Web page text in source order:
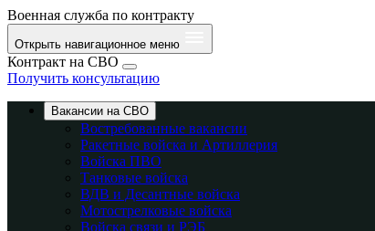
Военная служба по контракту
Открыть навигационное меню
Контракт на СВО
Получить консультацию
Вакансии на СВО
Востребованные вакансии
Ракетные войска и Артиллерия
Войска ПВО
Танковые войска
ВДВ и Десантные войска
Мотострелковые войска
Войска связи и РЭБ